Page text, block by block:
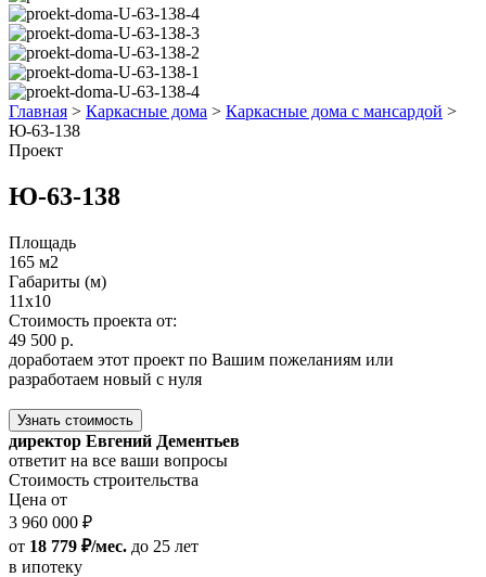
Главная > Каркасные дома > Каркасные дома с мансардой >
Ю-63-138
Проект
Ю-63-138
Площадь
165 м2
Габариты (м)
11х10
Стоимость проекта от:
49 500 р.
доработаем этот проект по Вашим пожеланиям или
разработаем новый с нуля
Узнать стоимость
директор Евгений Дементьев
ответит на все ваши вопросы
Стоимость строительства
Цена от
3 960 000 ₽
от 18 779 ₽/мес. до 25 лет
в ипотеку